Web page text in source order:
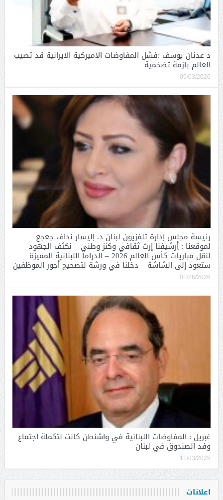
د عدنان يوسف :فشل المفاوضات الاميركية الايرانية قد تصيب
العالم بازمة تضخمية
05/03/2026
رئيسة مجلس إدارة تلفزيون لبنان د. إليسار نداف جعجع
لموقعنا : أِرشيفنا إرث ثقافي وكنز وطني – نكثف الجهود
لنقل مباريات كأس العالم 2026 – الدراما اللبنانية المميزة
ستعود إلى الشاشة – دخلنا في ورشة لتصحيح أجور الموظفين
01/26/2026
غبريل : المفاوضات اللبنانية في واشنطن كانت لتكملة اجتماع
وفد الصندوق في لبنان
11/03/2025
اعلانات